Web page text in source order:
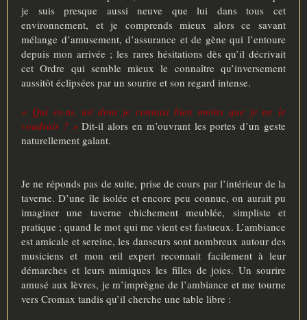
je suis presque aussi neuve que lui dans tous cet
environnement, et je comprends mieux alors ce savant
mélange d’amusement, d’assurance et de gène qui l’entoure
depuis mon arrivée ; les rares hésitations dès qu’il décrivait
cet Ordre qui semble mieux le connaître qu’inversement
aussitôt éclipsées par un sourire et son regard intense.
« Qui es-tu, toi dont je connais bien moins que je ne le
voudrais ? » Dit-il alors en m’ouvrant les portes d’un geste
naturellement galant.
Je ne réponds pas de suite, prise de cours par l’intérieur de la
taverne. D’une île isolée et encore peu connue, on aurait pu
imaginer une taverne chichement meublée, simpliste et
pratique ; quand le mot qui me vient est fastueux. L’ambiance
est amicale et sereine, les danseurs sont nombreux autour des
musiciens et mon œil expert reconnait facilement à leur
démarches et leurs mimiques les filles de joies. Un sourire
amusé aux lèvres, je m’imprègne de l’ambiance et me tourne
vers Cromax tandis qu’il cherche une table libre :